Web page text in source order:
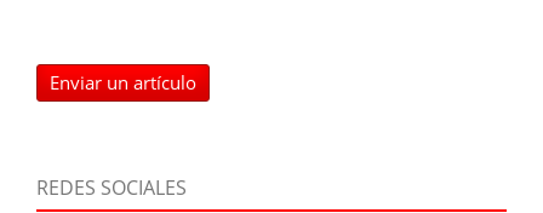
Enviar un artículo
REDES SOCIALES